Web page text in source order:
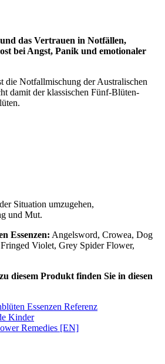
das Vertrauen in Notfällen,
bei Angst, Panik und emotionaler
die Notfallmischung der Australischen
damit der klassischen Fünf-Blüten-
Situation umzugehen,
und Mut.
Essenzen: Angelsword, Crowea, Dog
Violet, Grey Spider Flower,
diesem Produkt finden Sie in diesen
Essenzen Referenz
Kinder
Remedies [EN]